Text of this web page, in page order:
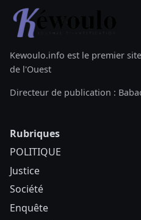
Kewoulo.info est le premier
de l'Ouest
Directeur de publication :
Rubriques
POLITIQUE
Justice
Société
Enquête